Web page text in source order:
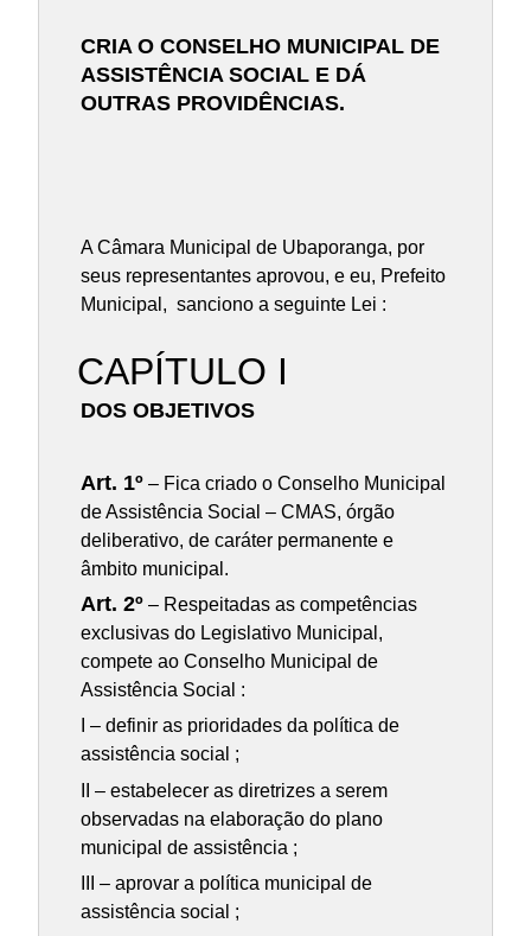
CRIA O CONSELHO MUNICIPAL DE
ASSISTÊNCIA SOCIAL E DÁ
OUTRAS PROVIDÊNCIAS.
A Câmara Municipal de Ubaporanga, por
seus representantes aprovou, e eu, Prefeito
Municipal, sanciono a seguinte Lei :
CAPÍTULO I
DOS OBJETIVOS
Art. 1º – Fica criado o Conselho Municipal
de Assistência Social – CMAS, órgão
deliberativo, de caráter permanente e
âmbito municipal.
Art. 2º – Respeitadas as competências
exclusivas do Legislativo Municipal,
compete ao Conselho Municipal de
Assistência Social :
I – definir as prioridades da política de
assistência social ;
II – estabelecer as diretrizes a serem
observadas na elaboração do plano
municipal de assistência ;
III – aprovar a política municipal de
assistência social ;